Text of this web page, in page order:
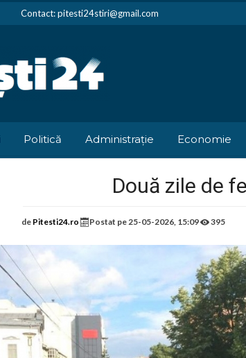
Contact: pitesti24stiri@gmail.com
Politică Administrație Economie
Două zile de
de Pitesti24.ro Postat pe25-05-2026, 15:09 395